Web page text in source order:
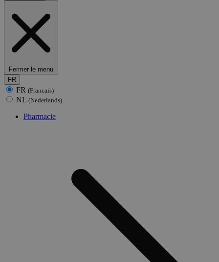
Fermer le menu
FR
FR (Francais)
NL (Nederlands)
Pharmacie